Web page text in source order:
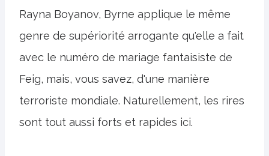
Rayna Boyanov, Byrne applique le même
genre de supériorité arrogante qu'elle a fait
avec le numéro de mariage fantaisiste de
Feig, mais, vous savez, d'une manière
terroriste mondiale. Naturellement, les rires
sont tout aussi forts et rapides ici.